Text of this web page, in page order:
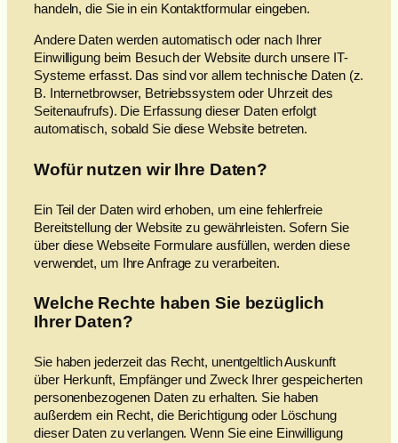
handeln, die Sie in ein Kontaktformular eingeben.
Andere Daten werden automatisch oder nach Ihrer
Einwilligung beim Besuch der Website durch unsere IT-
Systeme erfasst. Das sind vor allem technische Daten (z.
B. Internetbrowser, Betriebssystem oder Uhrzeit des
Seitenaufrufs). Die Erfassung dieser Daten erfolgt
automatisch, sobald Sie diese Website betreten.
Wofür nutzen wir Ihre Daten?
Ein Teil der Daten wird erhoben, um eine fehlerfreie
Bereitstellung der Website zu gewährleisten. Sofern Sie
über diese Webseite Formulare ausfüllen, werden diese
verwendet, um Ihre Anfrage zu verarbeiten.
Welche Rechte haben Sie bezüglich
Ihrer Daten?
Sie haben jederzeit das Recht, unentgeltlich Auskunft
über Herkunft, Empfänger und Zweck Ihrer gespeicherten
personenbezogenen Daten zu erhalten. Sie haben
außerdem ein Recht, die Berichtigung oder Löschung
dieser Daten zu verlangen. Wenn Sie eine Einwilligung